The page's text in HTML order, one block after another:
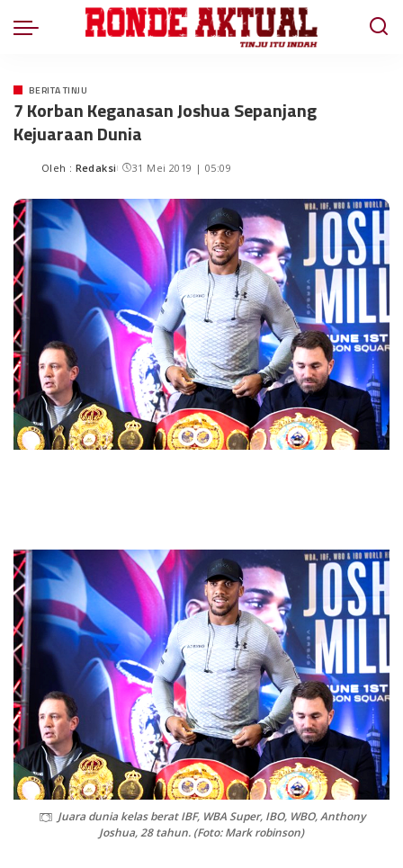
BERITA TINJU
7 Korban Keganasan Joshua Sepanjang
Kejuaraan Dunia
Oleh : Redaksi 31 Mei 2019 | 05:09
Juara dunia kelas berat IBF, WBA Super, IBO, WBO, Anthony
Joshua, 28 tahun. (Foto: Mark robinson)